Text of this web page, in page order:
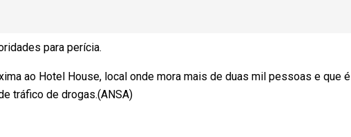
para perícia.
ao Hotel House, local onde mora mais de duas mil pessoas e que é
tráfico de drogas.(ANSA)